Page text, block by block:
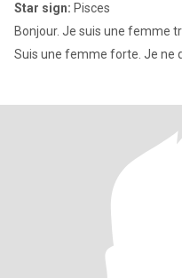
Star sign: Pisces
Bonjour. Je suis une femme
Suis une femme forte. Je ne